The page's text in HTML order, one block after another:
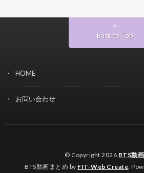
Back to Top
HOME
お問い合わせ
© Copyright 2026 BTS動
BTS動画まとめ by FIT-Web Create.